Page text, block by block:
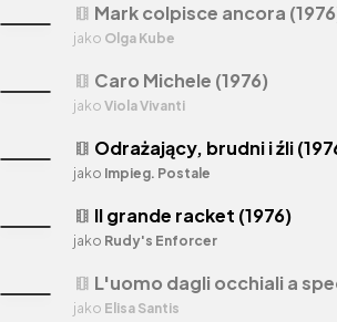
theaters Mark colpisce ancora
jako Olga Kube
theaters L'uomo dagli occhiali a
jako Elisa Santis
theaters Caro Michele (1976)
jako Viola Vivanti
theaters Odrażający, brudni i źli
jako Impieg. Postale
theaters Il grande racket (1976)
jako Rudy's Enforcer